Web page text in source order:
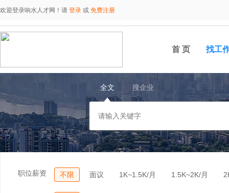
欢迎登录响水人才网！请 登录 或 免费注册
首 页 找工
全文 搜企业
职位薪资 不限 面议 1K~1.5K/月 1.5K~2K/月